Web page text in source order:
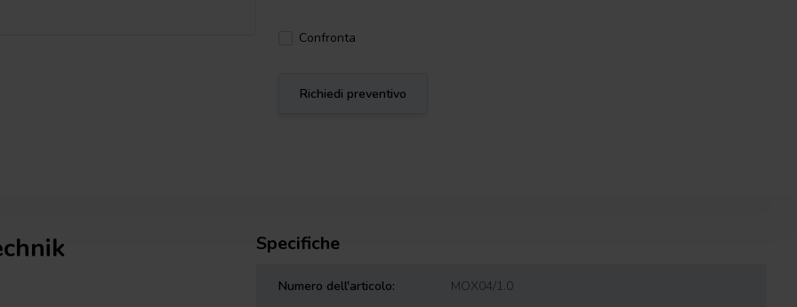
Confronta
Richiedi preventivo
Specifiche
Numero dell'articolo: MOX04/1.0